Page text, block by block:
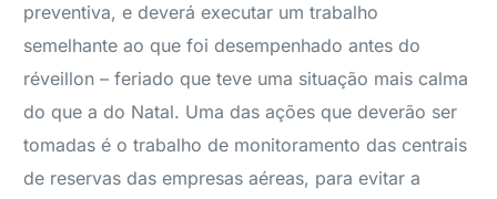
preventiva, e deverá executar um trabalho
semelhante ao que foi desempenhado antes do
réveillon – feriado que teve uma situação mais calma
do que a do Natal. Uma das ações que deverão ser
tomadas é o trabalho de monitoramento das centrais
de reservas das empresas aéreas, para evitar a